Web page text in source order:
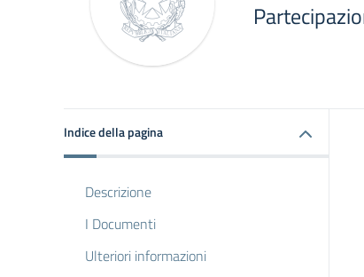
Indice della pagina
Descrizione
I Documenti
Ulteriori informazioni